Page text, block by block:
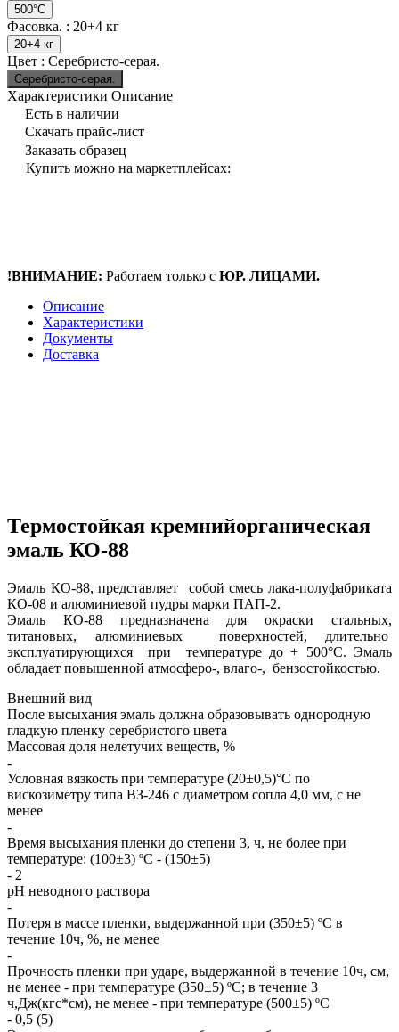
500°C
Фасовка. : 20+4 кг
20+4 кг
Цвет : Серебристо-серая.
Серебристо-серая.
Характеристики Описание
Есть в наличии
Скачать прайс-лист
Заказать образец
Купить можно на маркетплейсах:
!ВНИМАНИЕ: Работаем только с ЮР. ЛИЦАМИ.
Описание
Характеристики
Документы
Доставка
Термостойкая кремнийорганическая
эмаль КО-88
Эмаль КО-88, представляет собой смесь лака-полуфабриката
КО-08 и алюминиевой пудры марки ПАП-2.
Эмаль КО-88 предназначена для окраски стальных,
титановых, алюминиевых поверхностей, длительно
эксплуатирующихся при температуре до + 500°С. Эмаль
обладает повышенной атмосферо-, влаго-, бензостойкостью.
Внешний вид
После высыхания эмаль должна образовывать однородную
гладкую пленку серебристого цвета
Массовая доля нелетучих веществ, %
-
Условная вязкость при температуре (20±0,5)°С по
вискозиметру типа ВЗ-246 с диаметром сопла 4,0 мм, с не
менее
-
Время высыхания пленки до степени 3, ч, не более при
температуре: (100±3) ºС - (150±5)
- 2
рH неводного раствора
-
Потеря в массе пленки, выдержанной при (350±5) ºС в
течение 10ч, %, не менее
-
Прочность пленки при ударе, выдержанной в течение 10ч, см,
не менее - при температуре (350±5) ºС; в течение 3
ч,Дж(кгс*см), не менее - при температуре (500±5) ºС
- 0,5 (5)